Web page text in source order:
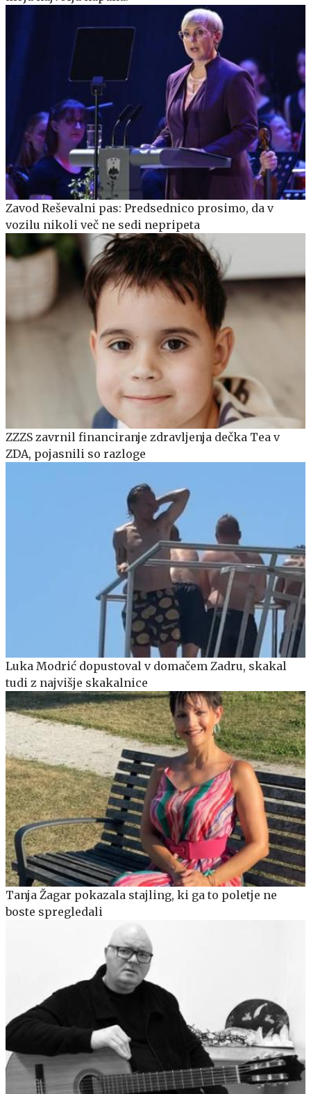
Zavod Reševalni pas: Predsednico prosimo, da v
vozilu nikoli več ne sedi nepripeta
ZZZS zavrnil financiranje zdravljenja dečka Tea v
ZDA, pojasnili so razloge
Luka Modrić dopustoval v domačem Zadru, skakal
tudi z najvišje skakalnice
Tanja Žagar pokazala stajling, ki ga to poletje ne
boste spregledali